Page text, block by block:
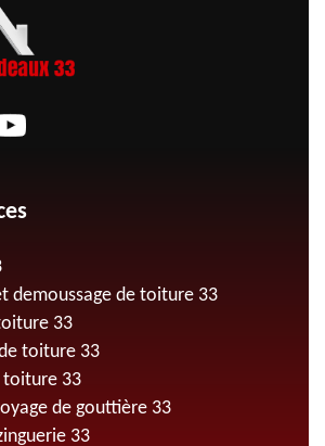
demoussage de toiture 33
33
toiture 33
toiture 33
de gouttière 33
33